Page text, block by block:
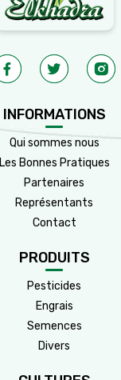
INFORMATIONS
Qui sommes nous
Les Bonnes Pratiques
Partenaires
Représentants
Contact
PRODUITS
Pesticides
Engrais
Semences
Divers